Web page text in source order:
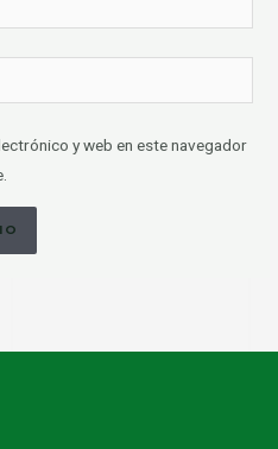
y web en este navegador